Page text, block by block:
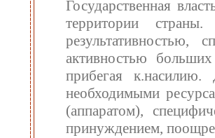
Государственная
территории страны.
результативностью,
активностью
прибегая к.насилию.
необходимыми
(аппаратом),
принуждением,